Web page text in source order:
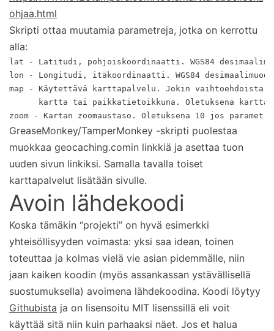
ohjaa.html
Skripti ottaa muutamia parametreja, jotka on kerrottu
alla:
lat - Latitudi, pohjoiskoordinaatti. WGS84
lon - Longitudi, itäkoordinaatti. WGS84
map - Käytettävä karttapalvelu. Jokin
kartta tai paikkatietoikkuna. Oletuksena
zoom - Kartan zoomaustaso. Oletuksena 10 jos
GreaseMonkey/TamperMonkey -skripti puolestaa
muokkaa geocaching.comin linkkiä ja asettaa tuon
uuden sivun linkiksi. Samalla tavalla toiset
karttapalvelut lisätään sivulle.
Avoin lähdekoodi
Koska tämäkin “projekti” on hyvä esimerkki
yhteisöllisyyden voimasta: yksi saa idean, toinen
toteuttaa ja kolmas vielä vie asian pidemmälle, niin
jaan kaiken koodin (myös assankassan ystävällisellä
suostumuksella) avoimena lähdekoodina. Koodi löytyy
Githubista ja on lisensoitu MIT lisenssillä eli voit
käyttää sitä niin kuin parhaaksi näet. Jos et halua